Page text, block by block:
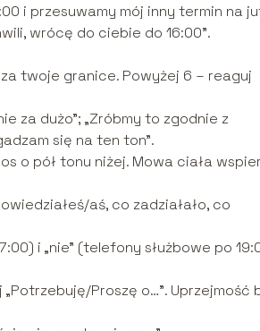
i przesuwamy mój inny termin na
wrócę do ciebie do 16:00”.
twoje granice. Powyżej 6 – reaguj
za dużo”; „Zróbmy to zgodnie z
się na ten ton”.
o pół tonu niżej. Mowa ciała
aś, co zadziałało, co
i „nie” (telefony służbowe po
Proszę o…”. Uprzejmość